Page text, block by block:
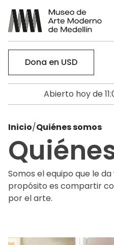
Dona en USD
Abierto hoy de
Inicio/Quiénes somos
Somos el equipo que le
propósito es compartir
por el arte.